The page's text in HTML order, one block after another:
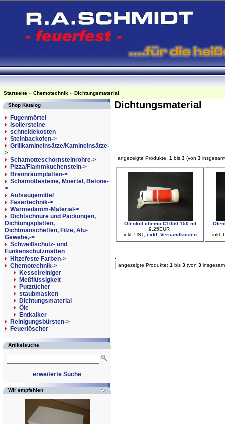
Startseite » Chemotechnik » Dichtungsmaterial
Shop Katalog
Fugenmörtel
Isoliersteine
schneidekosten
Steinbackofen->
Grillkamineinsätze/Kamineinsätze-
>
Schamotteschornsteinrohre->
Pizza/Flammkuchenstein->
Brennraumplatten->
Schamottesteine, Moertel, Betone-
>
Aufsaugemittel
Fasertechnik->
Wärmedämm-Material->
Dichtschnüre und Packungen,
Dichtungsplatten,
Dichtmanschetten, Filze, Alu-
Gewebe,->
Schweißschutz- und
Funkenschutzmatten
Hitzefeste Farben->
Chemotechnik->
Kesselreiniger
Meßflüssigkeit
Putztücher
staubmasken
Dichtungsmaterial
Öle
Entkalker
Reinigungsbürsten->
Feuerlöscher
Artikelsuche
erweiterte Suche
Wir empfehlen
Dichtungsmaterial
angezeigte Produkte: 1 bis 3 (von 3
Ofenkitt chemo C1050 150 ml
9.25EUR
inkl. UST, exkl. Versandkosten
inkl.
angezeigte Produkte: 1 bis 3 (von 3